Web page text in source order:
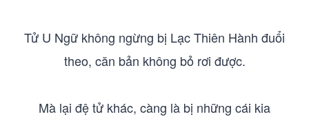
Tử U Ngữ không ngừng bị Lạc Thiên Hành đuổi
theo, căn bản không bỏ rơi được.
Mà lại đệ tử khác, càng là bị những cái kia